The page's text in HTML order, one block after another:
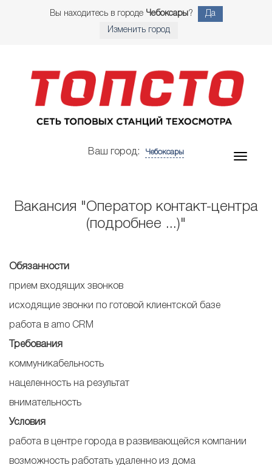
Вы находитесь в городе Чебоксары? Да
Изменить город
Ваш город: Чебоксары
Вакансия "Оператор контакт-центра
(подробнее ...)"
Обязанности
прием входящих звонков
исходящие звонки по готовой клиентской базе
работа в amo CRM
Требования
коммуникабельность
нацеленность на результат
внимательность
Условия
работа в центре города в развивающейся компании
возможность работать удаленно из дома